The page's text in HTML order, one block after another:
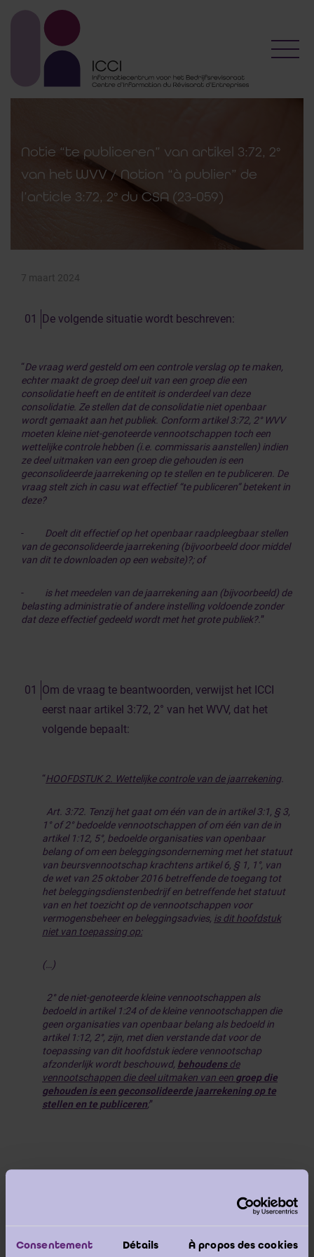
Consentement Détails À propos des cookies
Notie “te publiceren” van artikel 3:72, 2°
van het WVV / Notion “à publier” de
l’article 3:72, 2° du CSA (23-059)
7 maart 2024
De volgende situatie wordt beschreven:
“De vraag werd gesteld om een controle verslag op te maken,
echter maakt de groep deel uit van een groep die een
consolidatie heeft en de entiteit is onderdeel van deze
consolidatie. Ze stellen dat de consolidatie niet openbaar
wordt gemaakt aan het publiek. Conform artikel 3:72, 2° WVV
moeten kleine niet-genoteerde vennootschappen toch een
wettelijke controle hebben (i.e. commissaris aanstellen) indien
ze deel uitmaken van een groep die gehouden is een
geconsolideerde jaarrekening op te stellen en te publiceren. De
vraag stelt zich in casu wat effectief “te publiceren” betekent in
deze?
- Doelt dit effectief op het openbaar raadpleegbaar stellen
van de geconsolideerde jaarrekening (bijvoorbeeld door middel
van dit te downloaden op een website)?; of
- is het meedelen van de jaarrekening aan (bijvoorbeeld) de
belasting administratie of andere instelling voldoende zonder
dat deze effectief gedeeld wordt met het grote publiek?. ”
Om de vraag te beantwoorden, verwijst het ICCI
eerst naar artikel 3:72, 2° van het WVV, dat het
volgende bepaalt:
“HOOFDSTUK 2. Wettelijke controle van de jaarrekening.
Art. 3:72. Tenzij het gaat om één van de in artikel 3:1, § 3,
1° of 2° bedoelde vennootschappen of om één van de in
artikel 1:12, 5°, bedoelde organisaties van openbaar
belang of om een beleggingsonderneming met het statuut
van beursvennootschap krachtens artikel 6, § 1, 1°, van
de wet van 25 oktober 2016 betreffende de toegang tot
het beleggingsdienstenbedrijf en betreffende het statuut
van en het toezicht op de vennootschappen voor
vermogensbeheer en beleggingsadvies, is dit hoofdstuk
niet van toepassing op:
(…)
2° de niet-genoteerde kleine vennootschappen als
bedoeld in artikel 1:24 of de kleine vennootschappen die
geen organisaties van openbaar belang als bedoeld in
artikel 1:12, 2°, zijn, met dien verstande dat voor de
toepassing van dit hoofdstuk iedere vennootschap
afzonderlijk wordt beschouwd, behoudensde
vennootschappen die deel uitmaken van een groep die
gehouden is een geconsolideerde jaarrekening op te
stellen en te publiceren;”
worden ingevuld. Dit wil
een officiële instelling, ofwel een verbintenis om de